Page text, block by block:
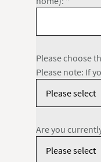
Please choose
Please note: If
Are you